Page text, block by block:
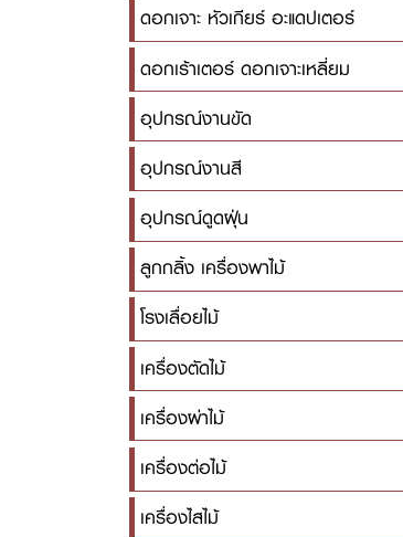
ดอกเจาะ หัวเกียร์ อะแดปเตอร์
ดอกเร้าเตอร์ ดอกเจาะเหลี่ยม
อุปกรณ์งานขัด
อุปกรณ์งานสี
อุปกรณ์ดูดฝุ่น
ลูกกลิ้ง เครื่องพาไม้
โรงเลื่อยไม้
เครื่องตัดไม้
เครื่องผ่าไม้
เครื่องต่อไม้
เครื่องไสไม้